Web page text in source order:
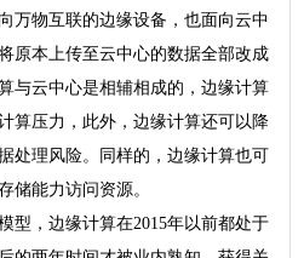
万物互联的边缘设备，也面向云中
原本上传至云中心的数据全部改成
与云中心是相辅相成的，边缘计算
算压力，此外，边缘计算还可以降
处理风险。同样的，边缘计算也可
储能力访问资源。
型，边缘计算在2015年以前都处于